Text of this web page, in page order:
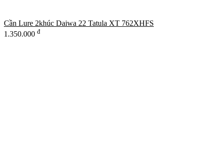
Cần Lure 2khúc Daiwa 22 Tatula XT 762XHFS
1.350.000 đ